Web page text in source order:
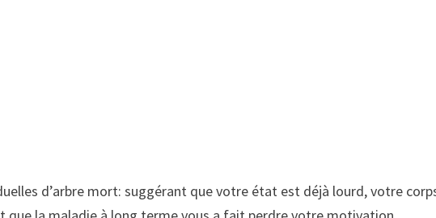
d’arbre mort: suggérant que votre état est déjà lourd, votre